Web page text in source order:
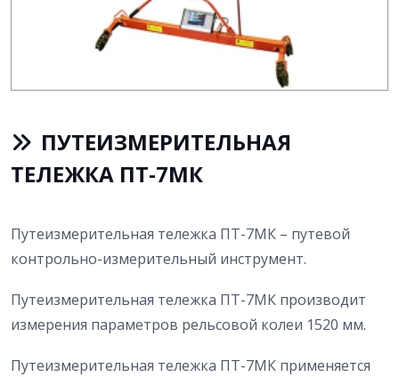
ПУТЕИЗМЕРИТЕЛЬНАЯ
ТЕЛЕЖКА ПТ-7МК
Путеизмерительная тележка ПТ-7МК – путевой
контрольно-измерительный инструмент.
Путеизмерительная тележка ПТ-7МК производит
измерения параметров рельсовой колеи 1520 мм.
Путеизмерительная тележка ПТ-7МК применяется